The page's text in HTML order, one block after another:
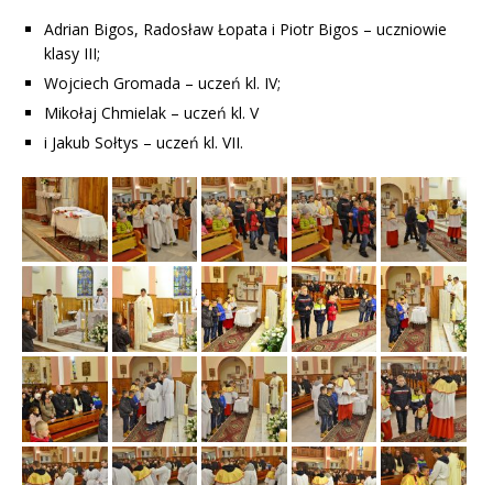
Adrian Bigos, Radosław Łopata i Piotr Bigos – uczniowie
klasy III;
Wojciech Gromada – uczeń kl. IV;
Mikołaj Chmielak – uczeń kl. V
i Jakub Sołtys – uczeń kl. VII.